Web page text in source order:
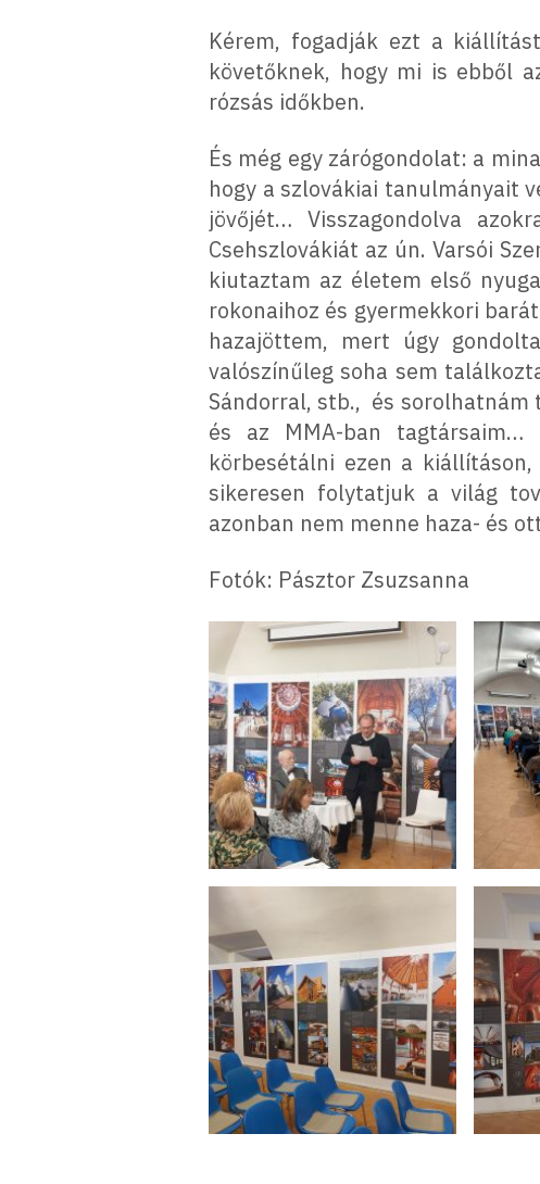
Kérem, fogadják ezt a
követőknek, hogy mi is ebből
rózsás időkben.
És még egy zárógondolat: a
hogy a szlovákiai tanulmányait
jövőjét… Visszagondolva
Csehszlovákiát az ún. Varsói
kiutaztam az életem első
rokonaihoz és gyermekkori
hazajöttem, mert úgy
valószínűleg soha sem
Sándorral, stb., és sorolhatnám
és az MMA-ban
körbesétálni ezen a
sikeresen folytatjuk a világ
azonban nem menne haza- és
Fotók: Pásztor Zsuzsanna